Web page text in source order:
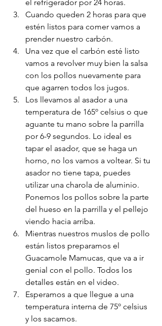
el refrigerador por 24 horas.
Cuando queden 2 horas para que
estén listos para comer vamos a
prender nuestro carbón.
Una vez que el carbón esté listo
vamos a revolver muy bien la salsa
con los pollos nuevamente para
que agarren todos los jugos.
Los llevamos al asador a una
temperatura de 165º celsius o que
aguante tu mano sobre la parrilla
por 6-9 segundos. Lo ideal es
tapar el asador, que se haga un
horno, no los vamos a voltear. Si tu
asador no tiene tapa, puedes
utilizar una charola de aluminio.
Ponemos los pollos sobre la parte
del hueso en la parrilla y el pellejo
viendo hacia arriba.
Mientras nuestros muslos de pollo
están listos preparamos el
Guacamole Mamucas, que va a ir
genial con el pollo. Todos los
detalles están en el video.
Esperamos a que llegue a una
temperatura interna de 75º celsius
y los sacamos.